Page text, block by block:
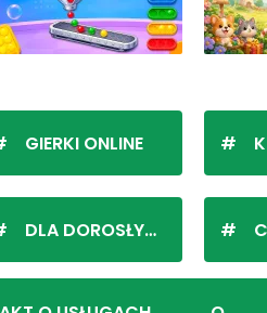
GIERKI ONLINE
DLA DOROSŁYCH